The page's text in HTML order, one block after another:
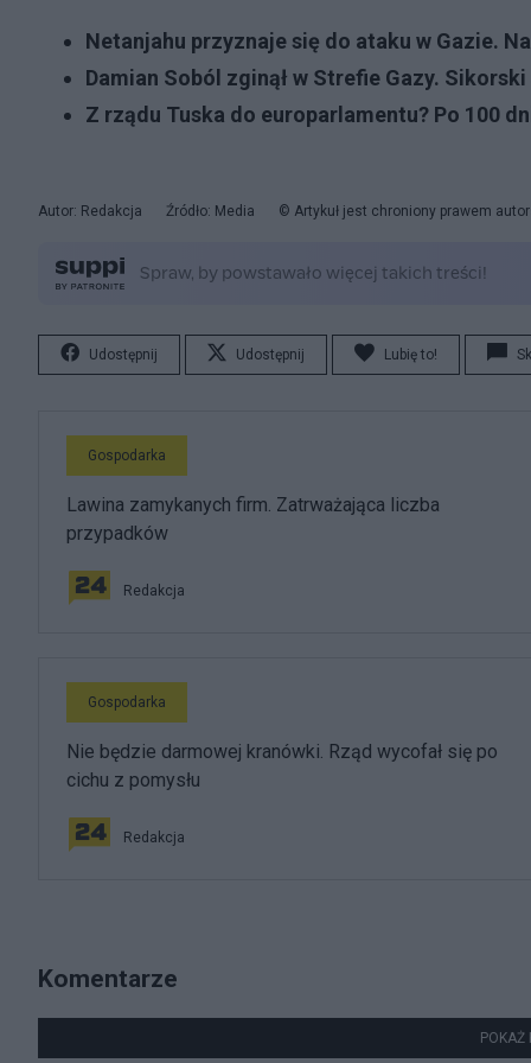
Netanjahu przyznaje się do ataku w Gazie.
Damian Soból zginął w Strefie Gazy.
Z rządu Tuska do europarlamentu? Po 100
Autor: Redakcja Źródło: Media © Artykuł jest chroniony prawem
Udostępnij Udostępnij Lubię to!
Gospodarka
Lawina zamykanych firm. Zatrważająca liczba
przypadków
Redakcja
Gospodarka
Nie będzie darmowej kranówki. Rząd wycofał się po
cichu z pomysłu
Redakcja
Komentarze
POKAŻ